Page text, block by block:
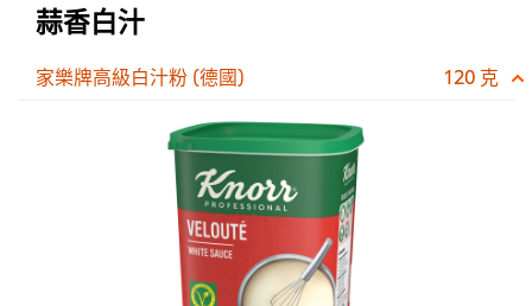
蒜香白汁
家樂牌高級白汁粉 (德國) 120 克